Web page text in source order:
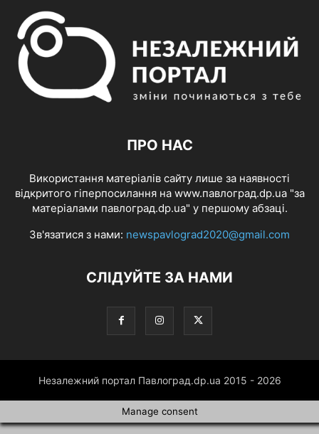
ПРО НАС
Використання матеріалів сайту лише за наявності
відкритого гіперпосилання на www.павлоград.dp.ua "за
матеріалами павлоград.dp.ua" у першому абзаці.
Зв'язатися з нами: newspavlograd2020@gmail.com
СЛІДУЙТЕ ЗА НАМИ
Незалежний портал Павлоград.dp.ua 2015 - 2026
Manage consent